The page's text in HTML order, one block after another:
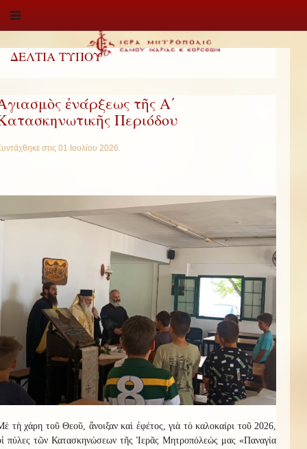
ΔΕΛΤΙΑ ΤΥΠΟΥ
ἐνάρξεως τῆς Α΄
Περιόδου
στις 01 Ιουλίου 2026.
τὴ χάρη τοῦ Θεοῦ, ἄνοιξαν καὶ ἐφέτος, γιὰ τὸ καλοκαίρι τοῦ 2026,
πύλες τῶν Κατασκηνώσεων τῆς Ἱερᾶς Μητροπόλεώς μας «Παναγία